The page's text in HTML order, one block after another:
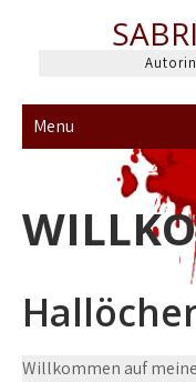
Menu
Willkommen auf